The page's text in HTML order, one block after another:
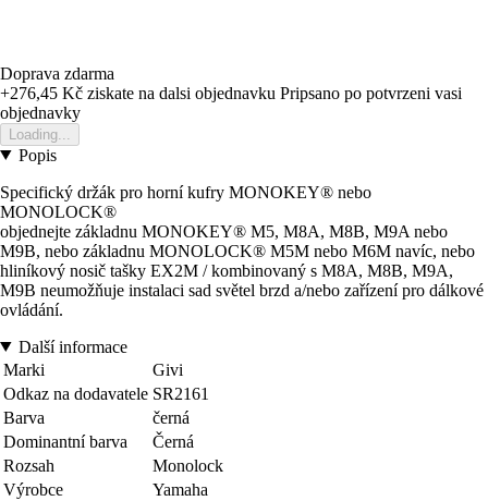
Doprava zdarma
+276,45 Kč ziskate na dalsi objednavku Pripsano po potvrzeni vasi
objednavky
Loading...
Popis
Specifický držák pro horní kufry MONOKEY® nebo
MONOLOCK®
objednejte základnu MONOKEY® M5, M8A, M8B, M9A nebo
M9B, nebo základnu MONOLOCK® M5M nebo M6M navíc, nebo
hliníkový nosič tašky EX2M / kombinovaný s M8A, M8B, M9A,
M9B neumožňuje instalaci sad světel brzd a/nebo zařízení pro dálkové
ovládání.
Další informace
Marki
Givi
Odkaz na dodavatele SR2161
Barva
černá
Dominantní barva
Černá
Rozsah
Monolock
Výrobce
Yamaha